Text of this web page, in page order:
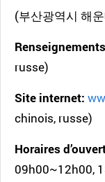
(부산광역시 해
russe)
Site internet:
chinois, russe)
Horaires
09h00~12h00,